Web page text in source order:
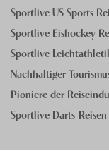
Sportlive US Sports
Sportlive Eishockey
Sportlive
Nachhaltiger
Pioniere der
Sportlive Darts-